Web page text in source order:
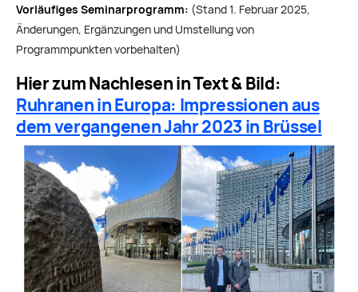
Vorläufiges Seminarprogramm: (Stand 1. Februar 2025,
Änderungen, Ergänzungen und Umstellung von
Programmpunkten vorbehalten)
Hier zum Nachlesen in Text & Bild:
Ruhranen in Europa: Impressionen aus
dem vergangenen Jahr 2023 in Brüssel